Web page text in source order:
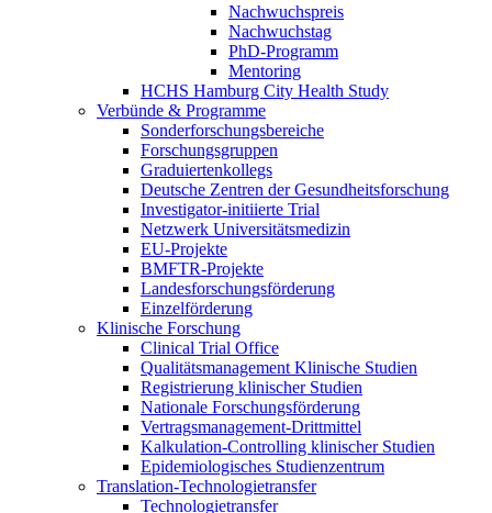
Nachwuchspreis
Nachwuchstag
PhD-Programm
Mentoring
HCHS Hamburg City Health Study
Verbünde & Programme
Sonderforschungsbereiche
Forschungsgruppen
Graduiertenkollegs
Deutsche Zentren der Gesundheitsforschung
Investigator-initiierte Trial
Netzwerk Universitätsmedizin
EU-Projekte
BMFTR-Projekte
Landesforschungsförderung
Einzelförderung
Klinische Forschung
Clinical Trial Office
Qualitätsmanagement Klinische Studien
Registrierung klinischer Studien
Nationale Forschungsförderung
Vertragsmanagement-Drittmittel
Kalkulation-Controlling klinischer Studien
Epidemiologisches Studienzentrum
Translation-Technologietransfer
Technologietransfer